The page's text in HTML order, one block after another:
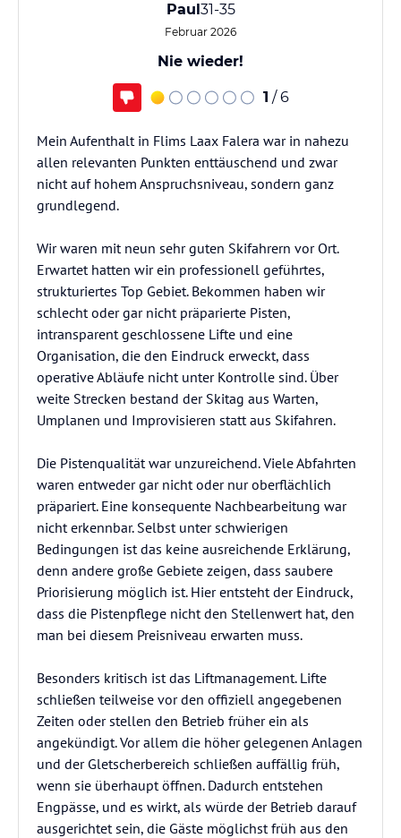
Paul31-35
Februar 2026
Nie wieder!
1 / 6
Mein Aufenthalt in Flims Laax Falera war in nahezu
allen relevanten Punkten enttäuschend und zwar
nicht auf hohem Anspruchsniveau, sondern ganz
grundlegend.
Wir waren mit neun sehr guten Skifahrern vor Ort.
Erwartet hatten wir ein professionell geführtes,
strukturiertes Top Gebiet. Bekommen haben wir
schlecht oder gar nicht präparierte Pisten,
intransparent geschlossene Lifte und eine
Organisation, die den Eindruck erweckt, dass
operative Abläufe nicht unter Kontrolle sind. Über
weite Strecken bestand der Skitag aus Warten,
Umplanen und Improvisieren statt aus Skifahren.
Die Pistenqualität war unzureichend. Viele Abfahrten
waren entweder gar nicht oder nur oberflächlich
präpariert. Eine konsequente Nachbearbeitung war
nicht erkennbar. Selbst unter schwierigen
Bedingungen ist das keine ausreichende Erklärung,
denn andere große Gebiete zeigen, dass saubere
Priorisierung möglich ist. Hier entsteht der Eindruck,
dass die Pistenpflege nicht den Stellenwert hat, den
man bei diesem Preisniveau erwarten muss.
Besonders kritisch ist das Liftmanagement. Lifte
schließen teilweise vor den offiziell angegebenen
Zeiten oder stellen den Betrieb früher ein als
angekündigt. Vor allem die höher gelegenen Anlagen
und der Gletscherbereich schließen auffällig früh,
wenn sie überhaupt öffnen. Dadurch entstehen
Engpässe, und es wirkt, als würde der Betrieb darauf
ausgerichtet sein, die Gäste möglichst früh aus den